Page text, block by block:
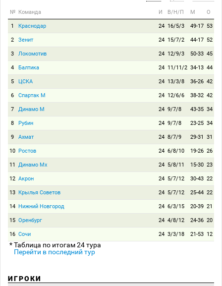
№ Команда И В/Н/П М О
1 Краснодар 24 16/5/3 49-17 53
2 Зенит 24 15/7/2 44-17 52
3 Локомотив 24 12/9/3 50-33 45
4 Балтика 24 11/11/2 34-13 44
5 ЦСКА 24 13/3/8 36-26 42
6 Спартак М 24 12/6/6 38-32 42
7 Динамо М 24 9/7/8 43-35 34
8 Рубин 24 9/7/8 23-25 34
9 Ахмат 24 8/7/9 29-31 31
10 Ростов 24 6/8/10 19-26 26
11 Динамо Мх 24 5/8/11 15-30 23
12 Акрон 24 5/7/12 30-43 22
13 Крылья Советов 24 5/7/12 25-44 22
14 Нижний Новгород 24 6/3/15 20-39 21
15 Оренбург 24 4/8/12 24-36 20
16 Сочи 24 3/3/18 21-53 12
* Таблица по итогам 24 тура
Перейти в последний тур
ИГРОКИ